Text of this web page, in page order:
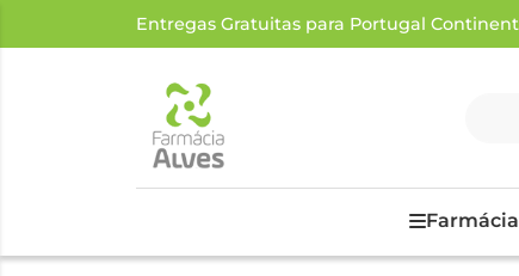
Entregas Gratuitas para Portugal
Farmácia